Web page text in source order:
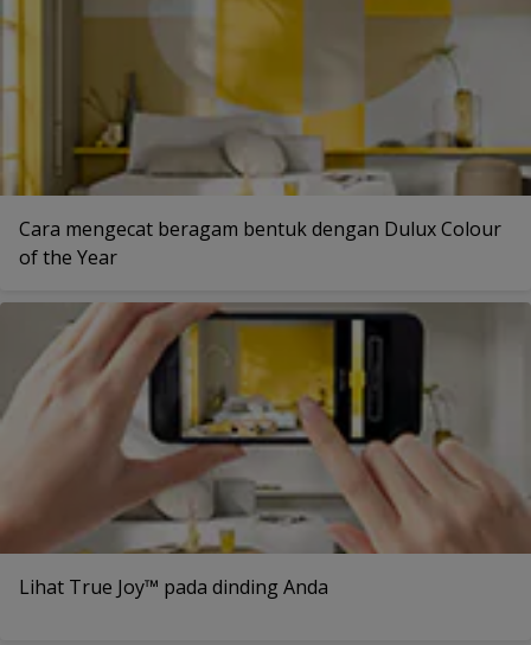
Cara mengecat beragam bentuk dengan Dulux Colour
of the Year
Lihat True Joy™ pada dinding Anda